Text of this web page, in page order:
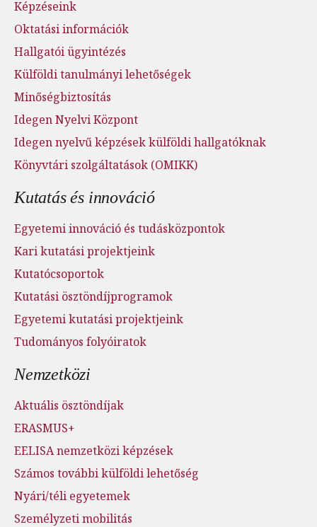
Képzéseink
Oktatási információk
Hallgatói ügyintézés
Külföldi tanulmányi lehetőségek
Minőségbiztosítás
Idegen Nyelvi Központ
Idegen nyelvű képzések külföldi hallgatóknak
Könyvtári szolgáltatások (OMIKK)
Kutatás és innováció
Egyetemi innováció és tudásközpontok
Kari kutatási projektjeink
Kutatócsoportok
Kutatási ösztöndíjprogramok
Egyetemi kutatási projektjeink
Tudományos folyóiratok
Nemzetközi
Aktuális ösztöndíjak
ERASMUS+
EELISA nemzetközi képzések
Számos további külföldi lehetőség
Nyári/téli egyetemek
Személyzeti mobilitás